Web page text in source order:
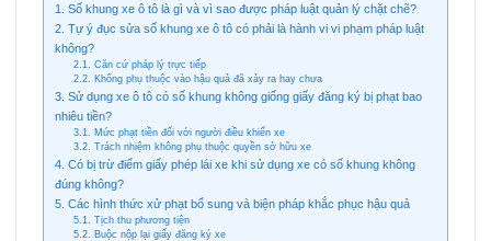
1. Số khung xe ô tô là gì và vì sao được pháp luật quản lý chặt chẽ?
2. Tự ý đục sửa số khung xe ô tô có phải là hành vi vi phạm pháp luật
không?
2.1. Căn cứ pháp lý trực tiếp
2.2. Không phụ thuộc vào hậu quả đã xảy ra hay chưa
3. Sử dụng xe ô tô có số khung không giống giấy đăng ký bị phạt bao
nhiêu tiền?
3.1. Mức phạt tiền đối với người điều khiển xe
3.2. Trách nhiệm không phụ thuộc quyền sở hữu xe
4. Có bị trừ điểm giấy phép lái xe khi sử dụng xe có số khung không
đúng không?
5. Các hình thức xử phạt bổ sung và biện pháp khắc phục hậu quả
5.1. Tịch thu phương tiện
5.2. Buộc nộp lại giấy đăng ký xe